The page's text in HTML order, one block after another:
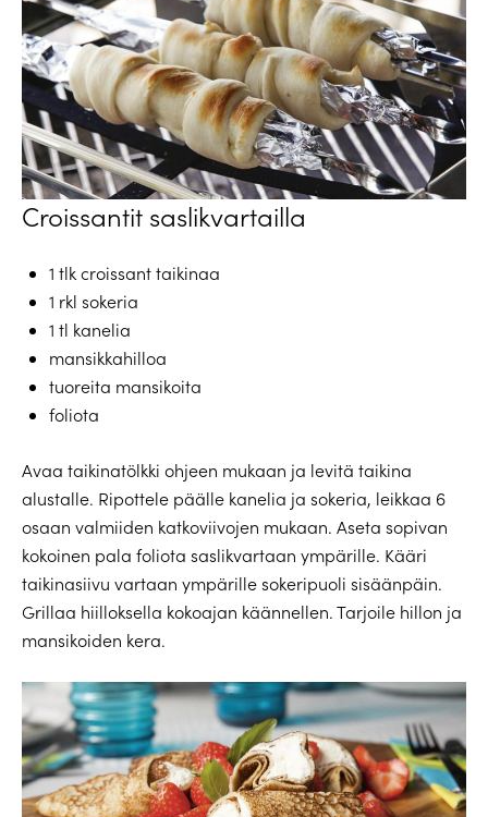
Croissantit saslikvartailla
1 tlk croissant taikinaa
1 rkl sokeria
1 tl kanelia
mansikkahilloa
tuoreita mansikoita
foliota
Avaa taikinatölkki ohjeen mukaan ja levitä taikina
alustalle. Ripottele päälle kanelia ja sokeria, leikkaa 6
osaan valmiiden katkoviivojen mukaan. Aseta sopivan
kokoinen pala foliota saslikvartaan ympärille. Kääri
taikinasiivu vartaan ympärille sokeripuoli sisäänpäin.
Grillaa hiilloksella kokoajan käännellen. Tarjoile hillon ja
mansikoiden kera.